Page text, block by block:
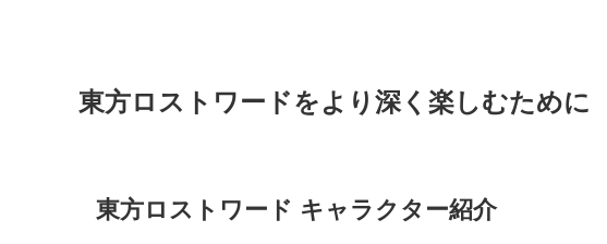
東方ロストワードをより深く楽しむために
東方ロストワード キャラクター紹介